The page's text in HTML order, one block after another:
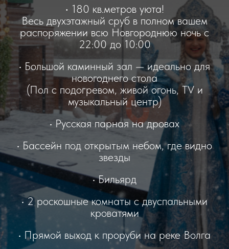
• 180 кв.метров уюта!
Весь двухэтажный сруб в полном вашем
распоряжении всю Новгороднюю ночь с
22:00 до 10:00
• Большой каминный зал — идеально для
новогоднего стола
(Пол с подогревом, живой огонь, TV и
музыкальный центр)
• Русская парная на дровах
• Бассейн под открытым небом, где видно
звезды
• Бильярд
• 2 роскошные комнаты с двуспальными
кроватями
• Прямой выход к проруби на реке Волга